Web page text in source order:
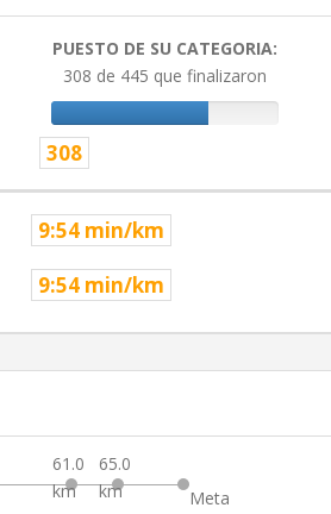
PUESTO DE SU CATEGORIA:
308 de 445 que finalizaron
308
9:54 min/km
9:54 min/km
61.0
km
65.0
km
Meta